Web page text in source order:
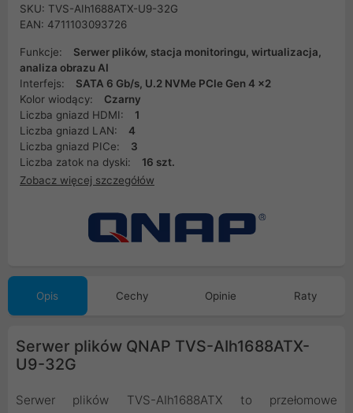
SKU: TVS-AIh1688ATX-U9-32G
EAN: 4711103093726
Funkcje:
Serwer plików, stacja monitoringu, wirtualizacja,
analiza obrazu AI
Interfejs:
SATA 6 Gb/s, U.2 NVMe PCIe Gen 4 x2
Kolor wiodący:
Czarny
Liczba gniazd HDMI:
1
Liczba gniazd LAN:
4
Liczba gniazd PICe:
3
Liczba zatok na dyski:
16 szt.
Zobacz więcej szczegółów
Opis Cechy Opinie Raty
Serwer plików QNAP TVS-AIh1688ATX-
U9-32G
Serwer plików TVS-AIh1688ATX to przełomowe